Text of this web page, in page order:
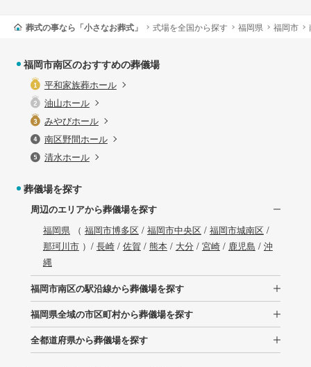
葬式の事なら「小さなお葬式」 式場を全国から探す 福岡県 福岡市
福岡市南区のおすすめの葬儀場
平和家族葬ホール
油山ホール
みやびホール
南区野間ホール
清水ホール
葬儀場を探す
周辺のエリアから葬儀場を探す
福岡県 （ 福岡市博多区 / 福岡市中央区 / 福岡市城南区 /
那珂川市）/ 長崎/ 佐賀 / 熊本/ 大分 / 宮崎/ 鹿児島 / 沖
縄
福岡市南区の駅沿線から葬儀場を探す
福岡県全域の市区町村から葬儀場を探す
全都道府県から葬儀場を探す